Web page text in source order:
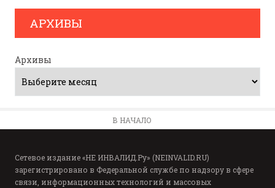
АРХИВЫ
Архивы
В НАЧАЛО
Сетевое издание «НЕ ИНВАЛИД.Ру» (NEINVALID.RU)
зарегистрировано в Федеральной службе по надзору в сфере
связи, информационных технологий и массовых